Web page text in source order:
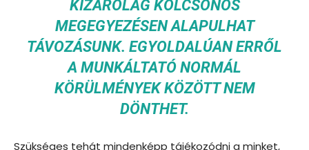
KIZÁRÓLAG KÖLCSÖNÖS
MEGEGYEZÉSEN ALAPULHAT
TÁVOZÁSUNK. EGYOLDALÚAN ERRŐL
A MUNKÁLTATÓ NORMÁL
KÖRÜLMÉNYEK KÖZÖTT NEM
DÖNTHET.
Szükséges tehát mindenképp tájékozódni a minket,